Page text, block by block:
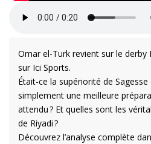
Omar el-Turk revient sur le derby
sur Ici Sports.
Était-ce la supériorité de
simplement une meilleure
attendu ? Et quelles sont les
de Riyadi ?
Découvrez l’analyse complète